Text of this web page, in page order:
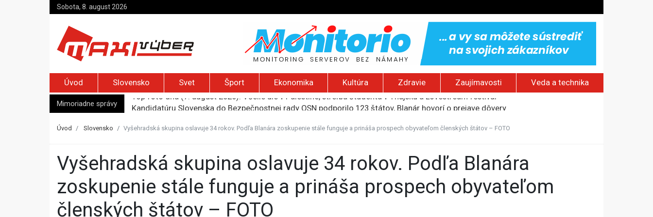
Sobota, 8. august 2026
Úvod Slovensko Svet Šport Ekonomika Kultúra Zdravie Zaujímavosti Veda a technika
Mimoriadne správy
Kandidatúru Slovenska do Bezpečnostnej rady OSN podporilo 123 štátov, Blanár hovorí o prejave dôvery
Pápež Lev XIV. sa vo Francúzsku stretne s obeťami sexuálneho zneužívania kňazmi
Úvod Slovensko Vyšehradská skupina oslavuje 34 rokov. Podľa Blanára zoskupenie stále funguje a prináša prospech obyvateľom členských štátov – FOTO
Vyšehradská skupina oslavuje 34 rokov. Podľa Blanára
zoskupenie stále funguje a prináša prospech obyvateľom
členských štátov – FOTO